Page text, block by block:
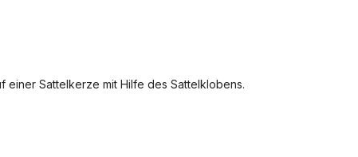
einer Sattelkerze mit Hilfe des Sattelklobens.